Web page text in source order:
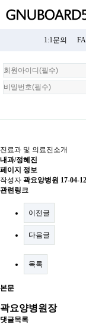
1:1문의
회
원
로
진료과 및 의료진소개
내과/정혜진
페이지 정보
작성자 곽요양병원 17-04-
관련링크
이전글
다음글
목록
본문
곽요양병원장
댓글목록